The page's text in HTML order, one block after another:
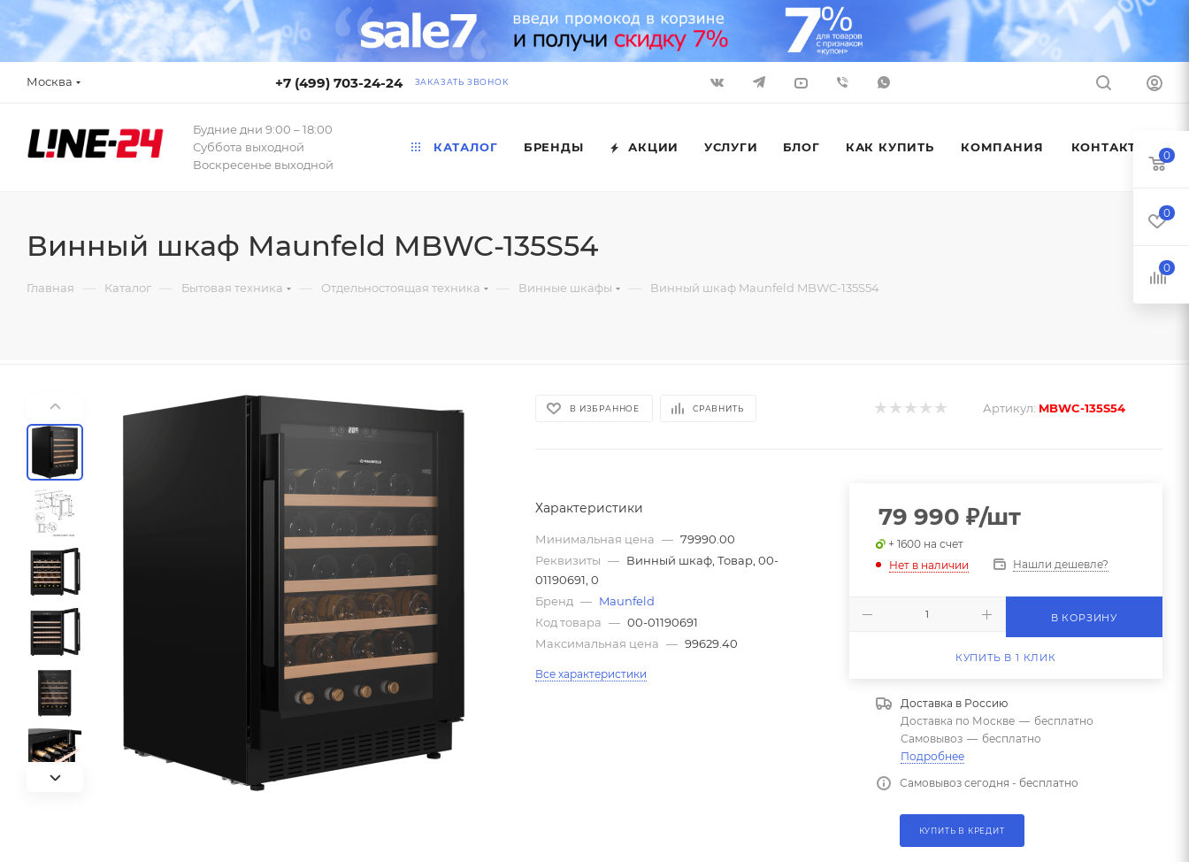
Москва +7 (499) 703-24-24 ЗАКАЗАТЬ ЗВОНОК
Будние дни 9:00 – 18:00
Суббота выходной
Воскресенье выходной
КАТАЛОГ БРЕНДЫ АКЦИИ УСЛУГИ БЛОГ КАК КУПИТЬ КОМПАНИЯ КОНТАКТЫ
Винный шкаф Maunfeld MBWC-135S54
Главная — Каталог — Бытовая техника — Отдельностоящая техника — Винные шкафы — Винный шкаф Maunfeld MBWC-135S54
В ИЗБРАННОЕ СРАВНИТЬ Артикул: MBWC-135S54
Характеристики
Минимальная цена — 79990.00
Реквизиты — Винный шкаф, Товар, 00-
01190691, 0
Бренд — Maunfeld
Код товара — 00-01190691
Максимальная цена — 99629.40
Все характеристики
79 990 ₽/шт
+ 1600 на счет
Нет в наличии
Нашли дешевле?
В КОРЗИНУ
КУПИТЬ В 1 КЛИК
Доставка в Россию
Доставка по Москве — бесплатно
Самовывоз — бесплатно
Подробнее
Самовывоз сегодня - бесплатно
КУПИТЬ В КРЕДИТ
0
0
0